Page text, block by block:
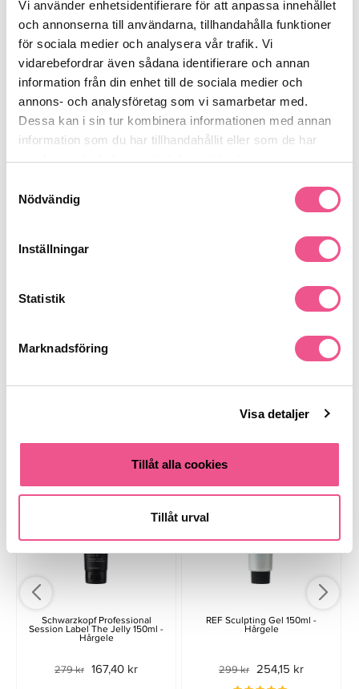
Vi använder enhetsidentifierare för att anpassa innehållet
och annonserna till användarna, tillhandahålla funktioner
för sociala medier och analysera vår trafik. Vi
vidarebefordrar även sådana identifierare och annan
information från din enhet till de sociala medier och
annons- och analysföretag som vi samarbetar med.
Dessa kan i sin tur kombinera informationen med annan
information som du har tillhandahållit eller som de har
samlat in när du har använt deras tjänster.
Nödvändig
Inställningar
Statistik
Marknadsföring
Visa detaljer
Tillåt alla cookies
Tillåt urval
Passar alla hårtyper
Perfekt för definierad styling
Matrix Sculpting Jelly 150 ml är ett utmärkt val för dig som vill
skapa en frisyr med tydlig form och stadga. Den ger ett hållbart
och professionellt resultat.
Se mer
Produktdetaljer
Hår Styling
Schwarzkopf Professional
Session Label The Jelly 150ml -
Hårgele
279 kr 167,40 kr
-15%
REF Sculpting Gel 150ml -
Hårgele
299 kr 254,15 kr